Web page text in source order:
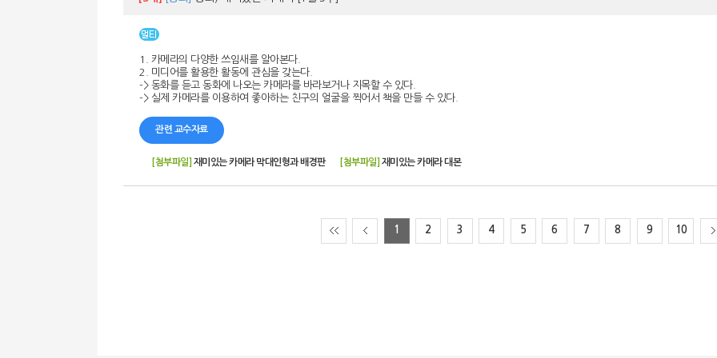
1. 카메라의 다양한 쓰임새를 알아본다.
2. 미디어를 활용한 활동에 관심을 갖는다.
-> 동화를 듣고 동화에 나오는 카메라를 바라보거나 지목할 수 있다.
-> 실제 카메라를 이용하여 좋아하는 친구의 얼굴을 찍어서 책을 만들 수 있다.
관련 교수자료
[첨부파일] 재미있는 카메라 막대인형과 배경판 [첨부파일] 재미있는 카메라 대본
1 2 3 4 5 6 7 8 9 10